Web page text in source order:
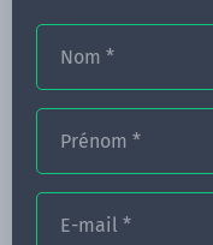
Nom *
Prénom *
E-mail *